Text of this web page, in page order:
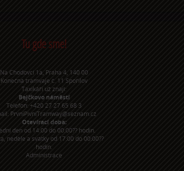
Tu gde sme!
Na Chodovci 1a, Praha 4, 140 00
Konečná tramvaje č. 11 Spořilov
Taxikáři už znají:
Bejčkovo náměstí
Telefon: +420 27 27 65 68 3
PrvniPivniTramway@seznam.cz
Otevírací doba:
den od 14:00 do 00:00?? hodin.
neděle a svátky od 17:00 do 00:00??
hodin.
Administrace